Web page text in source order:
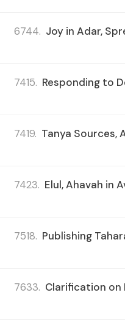
6744. Joy in Adar,
7415. Responding to
7419. Tanya Sources,
7423. Elul, Ahavah in
7518. Publishing
7633. Clarification on